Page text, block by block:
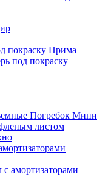
покраску Прима
под покраску
Погребок Мини
листом
амортизаторами